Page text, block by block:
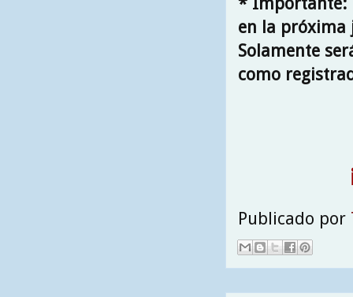
en la próxima
Solamente
como
Publicado por